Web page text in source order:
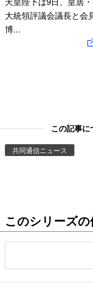
科学・技術
Books
People
大統領評議会議長と会
博...
この記事に
共同通信ニュース
このシリーズ